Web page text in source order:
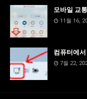
모바일 교
11월 16,
컴퓨터에
7월 22,